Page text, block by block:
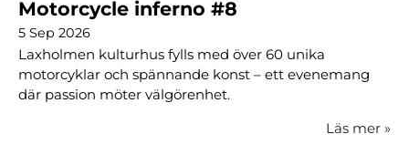
Motorcycle inferno #8
5 Sep 2026
Laxholmen kulturhus fylls med över 60 unika
motorcyklar och spännande konst – ett evenemang
där passion möter välgörenhet.
Läs mer »